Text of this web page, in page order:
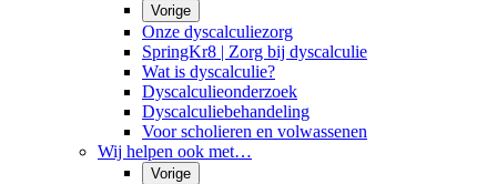
Vorige
Onze dyscalculiezorg
SpringKr8 | Zorg bij dyscalculie
Wat is dyscalculie?
Dyscalculieonderzoek
Dyscalculiebehandeling
Voor scholieren en volwassenen
Wij helpen ook met…
Vorige